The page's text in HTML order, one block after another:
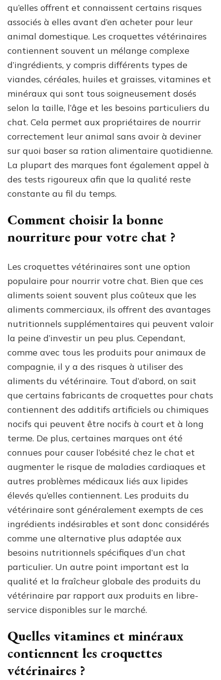
qu’elles offrent et connaissent certains risques
associés à elles avant d’en acheter pour leur
animal domestique. Les croquettes vétérinaires
contiennent souvent un mélange complexe
d’ingrédients, y compris différents types de
viandes, céréales, huiles et graisses, vitamines et
minéraux qui sont tous soigneusement dosés
selon la taille, l’âge et les besoins particuliers du
chat. Cela permet aux propriétaires de nourrir
correctement leur animal sans avoir à deviner
sur quoi baser sa ration alimentaire quotidienne.
La plupart des marques font également appel à
des tests rigoureux afin que la qualité reste
constante au fil du temps.
Comment choisir la bonne
nourriture pour votre chat ?
Les croquettes vétérinaires sont une option
populaire pour nourrir votre chat. Bien que ces
aliments soient souvent plus coûteux que les
aliments commerciaux, ils offrent des avantages
nutritionnels supplémentaires qui peuvent valoir
la peine d’investir un peu plus. Cependant,
comme avec tous les produits pour animaux de
compagnie, il y a des risques à utiliser des
aliments du vétérinaire. Tout d’abord, on sait
que certains fabricants de croquettes pour chats
contiennent des additifs artificiels ou chimiques
nocifs qui peuvent être nocifs à court et à long
terme. De plus, certaines marques ont été
connues pour causer l’obésité chez le chat et
augmenter le risque de maladies cardiaques et
autres problèmes médicaux liés aux lipides
élevés qu’elles contiennent. Les produits du
vétérinaire sont généralement exempts de ces
ingrédients indésirables et sont donc considérés
comme une alternative plus adaptée aux
besoins nutritionnels spécifiques d’un chat
particulier. Un autre point important est la
qualité et la fraîcheur globale des produits du
vétérinaire par rapport aux produits en libre-
service disponibles sur le marché.
Quelles vitamines et minéraux
contiennent les croquettes
vétérinaires ?